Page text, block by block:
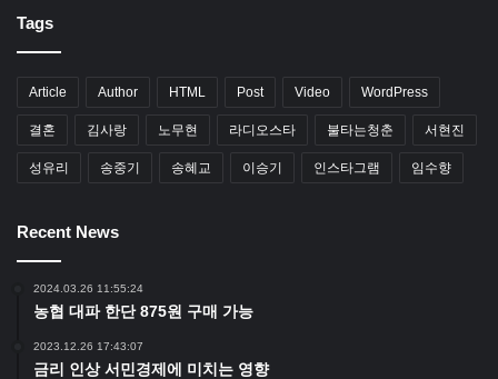
Tags
Article Author HTML Post Video WordPress
결혼 김사랑 노무현 라디오스타 불타는청춘 서현진
성유리 송중기 송혜교 이승기 인스타그램 임수향
Recent News
2024.03.26 11:55:24
농협 대파 한단 875원 구매 가능
2023.12.26 17:43:07
금리 인상 서민경제에 미치는 영향